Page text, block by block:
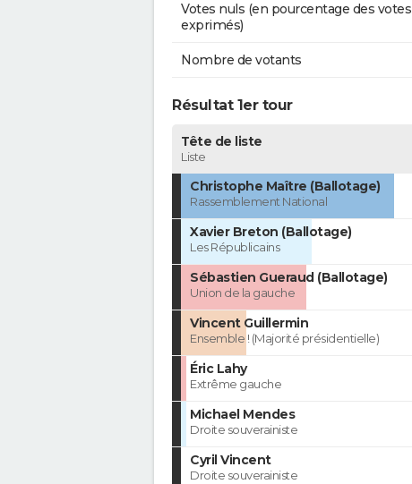
Votes nuls (en pourcentage des votes
exprimés)
Nombre de votants
Résultat 1er tour
Tête de liste
Liste
Christophe Maître (Ballotage)
Rassemblement National
Xavier Breton (Ballotage)
Les Républicains
Sébastien Gueraud (Ballotage)
Union de la gauche
Vincent Guillermin
Ensemble ! (Majorité présidentielle)
Éric Lahy
Extrême gauche
Michael Mendes
Droite souverainiste
Cyril Vincent
Droite souverainiste